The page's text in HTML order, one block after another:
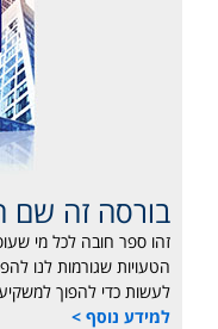
בורסה זה שם
זהו ספר חובה לכל מי
הטעויות שגורמות לנו
לעשות כדי להפוך
למידע נוסף >